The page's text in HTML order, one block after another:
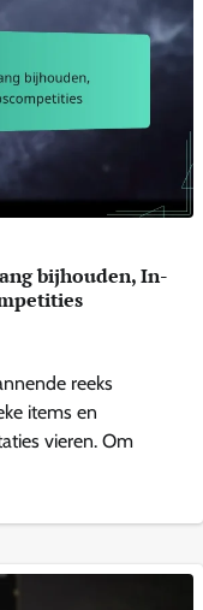
bijhouden, In-
reeks
items en
vieren. Om